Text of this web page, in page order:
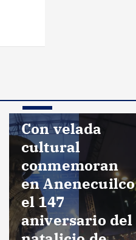
Local
Con velada
cultural
conmemoran
en Anenecuilco
el 147
aniversario del